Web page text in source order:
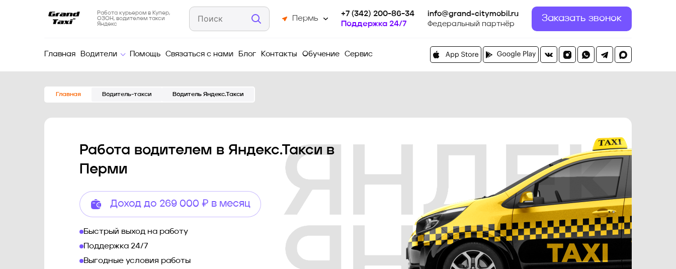
Работа курьером в Купер,
ОЗОН, водителем такси
Яндекс
Пермь
+7 (342) 200-86-34
Поддержка 24/7
info@grand-citymobil.ru
Федеральный партнёр
Заказать звонок
Главная Водители Помощь Связаться с нами Блог Контакты Обучение Сервис
Главная Водитель-такси Водитель Яндекс.Такси
Работа водителем в Яндекс.Такси в
Перми
Доход до 269 000 ₽ в месяц
Быстрый выход на работу
Поддержка 24/7
Выгодные условия работы